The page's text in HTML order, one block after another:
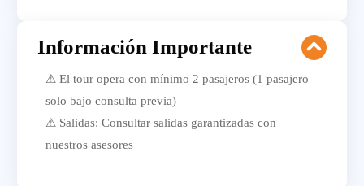
Información Importante
⚠ El tour opera con mínimo 2 pasajeros (1 pasajero
solo bajo consulta previa)
⚠ Salidas: Consultar salidas garantizadas con
nuestros asesores